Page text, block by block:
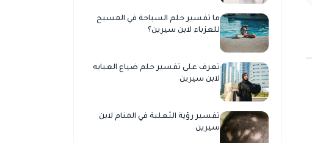
ما تفسير حلم السباحة في المسبح
للعزباء لابن سيرين؟
تعرف على تفسير حلم ضياع العبايه
لابن سيرين
تفسير رؤية الثعلبة في المنام لابن
سيرين